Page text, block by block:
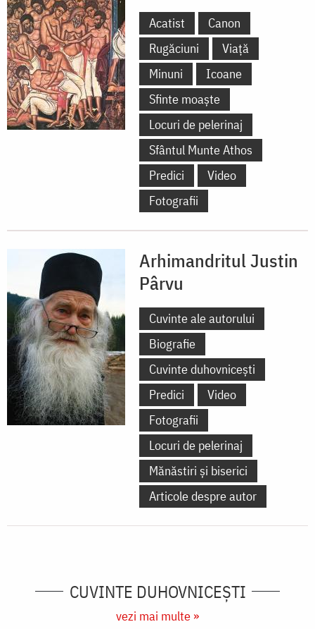
Acatist
Canon
Rugăciuni
Viață
Minuni
Icoane
Sfinte moaște
Locuri de pelerinaj
Sfântul Munte Athos
Predici
Video
Fotografii
Arhimandritul Justin
Pârvu
Cuvinte ale autorului
Biografie
Cuvinte duhovnicești
Predici
Video
Fotografii
Locuri de pelerinaj
Mănăstiri și biserici
Articole despre autor
CUVINTE DUHOVNICEȘTI
vezi mai multe »